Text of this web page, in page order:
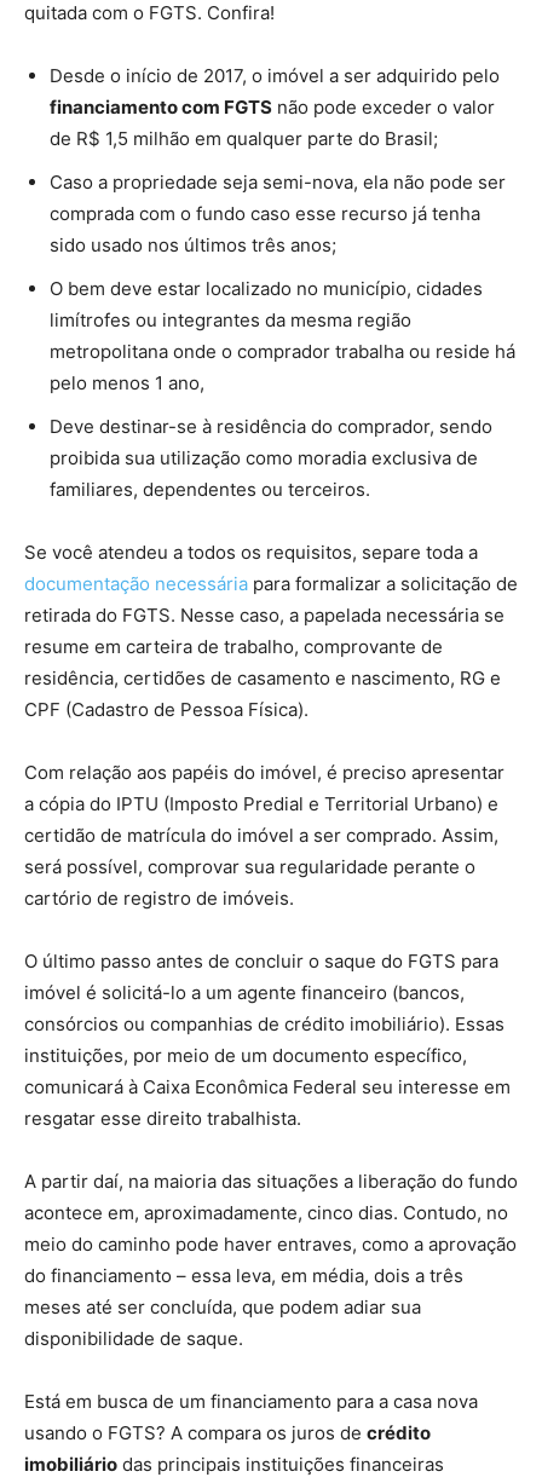
quitada com o FGTS. Confira!
Desde o início de 2017, o imóvel a ser adquirido pelo
financiamento com FGTS não pode exceder o valor
de R$ 1,5 milhão em qualquer parte do Brasil;
Caso a propriedade seja semi-nova, ela não pode ser
comprada com o fundo caso esse recurso já tenha
sido usado nos últimos três anos;
O bem deve estar localizado no município, cidades
limítrofes ou integrantes da mesma região
metropolitana onde o comprador trabalha ou reside há
pelo menos 1 ano,
Deve destinar-se à residência do comprador, sendo
proibida sua utilização como moradia exclusiva de
familiares, dependentes ou terceiros.
Se você atendeu a todos os requisitos, separe toda a
documentação necessária para formalizar a solicitação de
retirada do FGTS. Nesse caso, a papelada necessária se
resume em carteira de trabalho, comprovante de
residência, certidões de casamento e nascimento, RG e
CPF (Cadastro de Pessoa Física).
Com relação aos papéis do imóvel, é preciso apresentar
a cópia do IPTU (Imposto Predial e Territorial Urbano) e
certidão de matrícula do imóvel a ser comprado. Assim,
será possível, comprovar sua regularidade perante o
cartório de registro de imóveis.
O último passo antes de concluir o saque do FGTS para
imóvel é solicitá-lo a um agente financeiro (bancos,
consórcios ou companhias de crédito imobiliário). Essas
instituições, por meio de um documento específico,
comunicará à Caixa Econômica Federal seu interesse em
resgatar esse direito trabalhista.
A partir daí, na maioria das situações a liberação do fundo
acontece em, aproximadamente, cinco dias. Contudo, no
meio do caminho pode haver entraves, como a aprovação
do financiamento – essa leva, em média, dois a três
meses até ser concluída, que podem adiar sua
disponibilidade de saque.
Está em busca de um financiamento para a casa nova
usando o FGTS? A compara os juros de crédito
imobiliário das principais instituições financeiras